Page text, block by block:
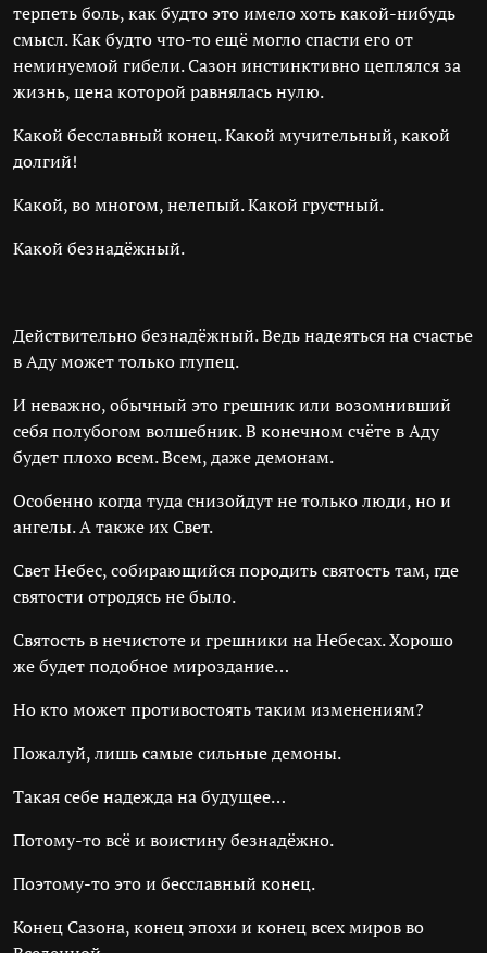
терпеть боль, как будто это имело хоть какой-нибудь
смысл. Как будто что-то ещё могло спасти его от
неминуемой гибели. Сазон инстинктивно цеплялся за
жизнь, цена которой равнялась нулю.
Какой бесславный конец. Какой мучительный, какой
долгий!
Какой, во многом, нелепый. Какой грустный.
Какой безнадёжный.
Действительно безнадёжный. Ведь надеяться на счастье
в Аду может только глупец.
И неважно, обычный это грешник или возомнивший
себя полубогом волшебник. В конечном счёте в Аду
будет плохо всем. Всем, даже демонам.
Особенно когда туда снизойдут не только люди, но и
ангелы. А также их Свет.
Свет Небес, собирающийся породить святость там, где
святости отродясь не было.
Святость в нечистоте и грешники на Небесах. Хорошо
же будет подобное мироздание…
Но кто может противостоять таким изменениям?
Пожалуй, лишь самые сильные демоны.
Такая себе надежда на будущее…
Потому-то всё и воистину безнадёжно.
Поэтому-то это и бесславный конец.
Конец Сазона, конец эпохи и конец всех миров во